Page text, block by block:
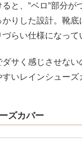
と、”ベロ”部分が
かりした設計。靴
らい仕様になって
ダサく感じさせない
いレインシューズ
ズカバー